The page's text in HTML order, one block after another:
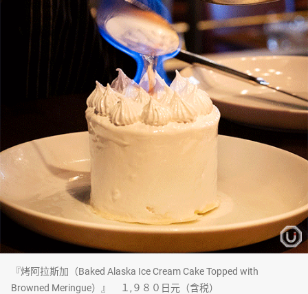
『烤阿拉斯加（Baked Alaska Ice Cream Cake Topped with
Browned Meringue）』 １,９８０日元（含税）